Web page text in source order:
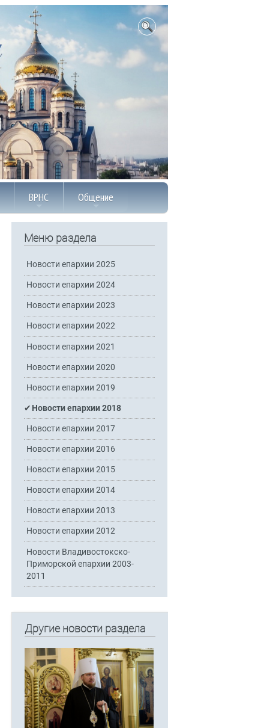
ВРНС Общение
Меню раздела
Новости епархии 2025
Новости епархии 2024
Новости епархии 2023
Новости епархии 2022
Новости епархии 2021
Новости епархии 2020
Новости епархии 2019
Новости епархии 2018
Новости епархии 2017
Новости епархии 2016
Новости епархии 2015
Новости епархии 2014
Новости епархии 2013
Новости епархии 2012
Новости Владивостокско-
Приморской епархии 2003-
2011
Другие новости раздела